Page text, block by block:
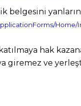
belgesini
hak
giremez ve